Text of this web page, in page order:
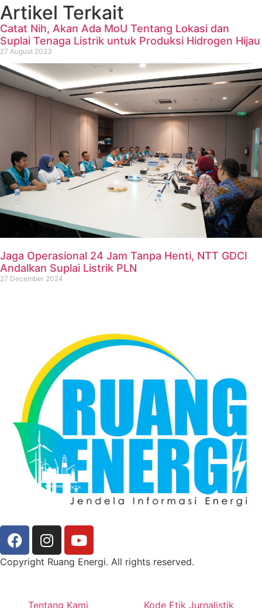
Artikel Terkait
Catat Nih, Akan Ada MoU Tentang Lokasi dan
Suplai Tenaga Listrik untuk Produksi Hidrogen Hijau
27 August 2023
Jaga Operasional 24 Jam Tanpa Henti, NTT GDCI
Andalkan Suplai Listrik PLN
27 December 2024
Copyright Ruang Energi. All rights reserved.
Tentang Kami Kode Etik Jurnalistik